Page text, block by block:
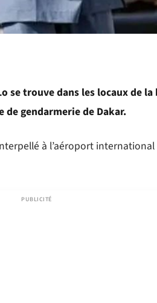
se trouve dans les locaux de
de gendarmerie de Dakar.
à l’aéroport international